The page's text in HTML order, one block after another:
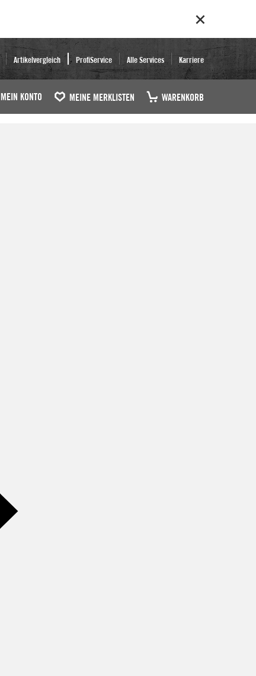
Artikelvergleich ProfiService Alle Services Karriere
MEIN KONTO MEINE MERKLISTEN WARENKORB